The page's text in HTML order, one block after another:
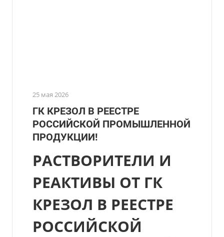
25 мая 2026
ГК КРЕЗОЛ В РЕЕСТРЕ
РОССИЙСКОЙ ПРОМЫШЛЕННОЙ
ПРОДУКЦИИ!
РАСТВОРИТЕЛИ И
РЕАКТИВЫ ОТ ГК
КРЕЗОЛ В РЕЕСТРЕ
РОССИЙСКОЙ